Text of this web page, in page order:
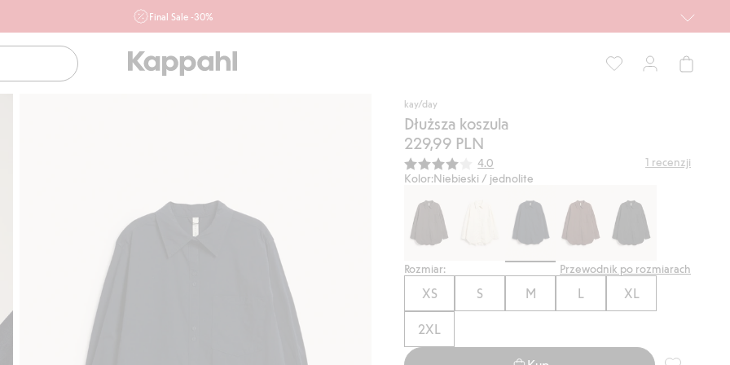
Final Sale -30%
ofertę, również z działu outlet do 10.8 w sklepach Kappahl i
Newbie oraz na kappahl.com. Ofert nie łączymy
kay/day
Dłuższa koszula
229,99 PLN
Średnia ocena:
4.0 1 recenzji
Kolor:Niebieski / jednolite
Rozmiar: Przewodnik po rozmiarach
XS S M L XL
2XL